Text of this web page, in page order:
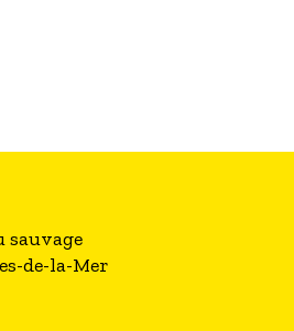
sauvage
de-la-Mer